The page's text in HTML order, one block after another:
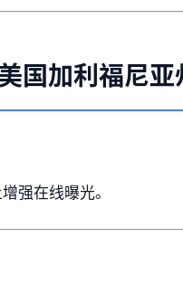
加利福尼亚
强在线曝光。